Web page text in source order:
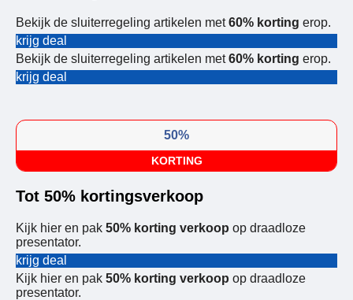
Bekijk de sluiterregeling artikelen met60% korting erop.
krijg deal
Bekijk de sluiterregeling artikelen met60% korting erop.
krijg deal
50%
KORTING
Tot 50% kortingsverkoop
Kijk hier en pak 50% korting verkoop op draadloze
presentator.
krijg deal
Kijk hier en pak 50% korting verkoop op draadloze
presentator.